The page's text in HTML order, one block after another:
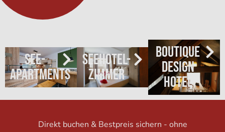
See-
Apartments
Seehotel-
Zimmer
Boutique
Design
Hotel
Direkt buchen & Bestpreis sichern - ohne